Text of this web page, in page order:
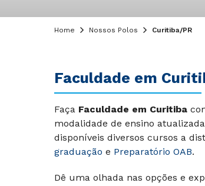
Home Nossos Polos Curitiba/PR
Faculdade em
Faça Faculdade em Curitiba
modalidade de ensino
disponíveis diversos cursos a
graduação e Preparatório OAB.
Dê uma olhada nas opções e